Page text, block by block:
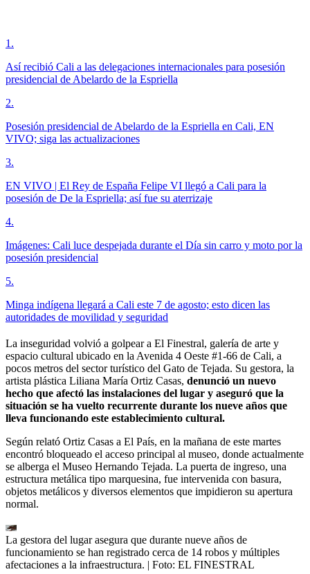
1 .
Así recibió Cali a las delegaciones internacionales para posesión
presidencial de Abelardo de la Espriella
2.
Posesión presidencial de Abelardo de la Espriella en Cali, EN
VIVO; siga las actualizaciones
3.
EN VIVO | El Rey de España Felipe VI llegó a Cali para la
posesión de De la Espriella; así fue su aterrizaje
4.
Imágenes: Cali luce despejada durante el Día sin carro y moto por la
posesión presidencial
5.
Minga indígena llegará a Cali este 7 de agosto; esto dicen las
autoridades de movilidad y seguridad
La inseguridad volvió a golpear a El Finestral, galería de arte y
espacio cultural ubicado en la Avenida 4 Oeste #1-66 de Cali, a
pocos metros del sector turístico del Gato de Tejada. Su gestora, la
artista plástica Liliana María Ortiz Casas, denunció un nuevo
hecho que afectó las instalaciones del lugar y aseguró que la
situación se ha vuelto recurrente durante los nueve años que
lleva funcionando este establecimiento cultural.
Según relató Ortiz Casas a El País, en la mañana de este martes
encontró bloqueado el acceso principal al museo, donde actualmente
se alberga el Museo Hernando Tejada. La puerta de ingreso, una
estructura metálica tipo marquesina, fue intervenida con basura,
objetos metálicos y diversos elementos que impidieron su apertura
normal.
La gestora del lugar asegura que durante nueve años de
funcionamiento se han registrado cerca de 14 robos y múltiples
afectaciones a la infraestructura. | Foto: EL FINESTRAL